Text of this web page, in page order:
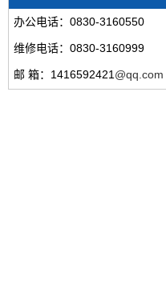
办公电话：0830-3160550
维修电话：0830-3160999
邮 箱：1416592421 @qq.com